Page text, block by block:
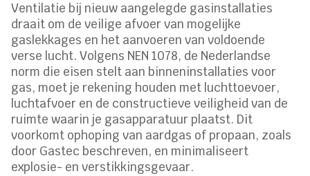
Ventilatie bij nieuw aangelegde gasinstallaties
draait om de veilige afvoer van mogelijke
gaslekkages en het aanvoeren van voldoende
verse lucht. Volgens NEN 1078, de Nederlandse
norm die eisen stelt aan binneninstallaties voor
gas, moet je rekening houden met luchttoevoer,
luchtafvoer en de constructieve veiligheid van de
ruimte waarin je gasapparatuur plaatst. Dit
voorkomt ophoping van aardgas of propaan, zoals
door Gastec beschreven, en minimaliseert
explosie- en verstikkingsgevaar.